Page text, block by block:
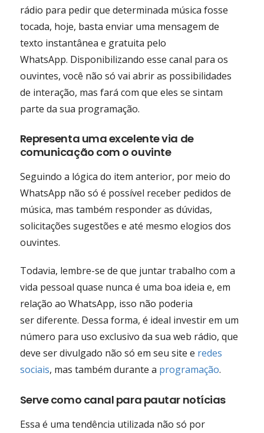
rádio para pedir que determinada música fosse
tocada, hoje, basta enviar uma mensagem de
texto instantânea e gratuita pelo
WhatsApp. Disponibilizando esse canal para os
ouvintes, você não só vai abrir as possibilidades
de interação, mas fará com que eles se sintam
parte da sua programação.
Representa uma excelente via de
comunicação com o ouvinte
Seguindo a lógica do item anterior, por meio do
WhatsApp não só é possível receber pedidos de
música, mas também responder as dúvidas,
solicitações sugestões e até mesmo elogios dos
ouvintes.
Todavia, lembre-se de que juntar trabalho com a
vida pessoal quase nunca é uma boa ideia e, em
relação ao WhatsApp, isso não poderia
ser diferente. Dessa forma, é ideal investir em um
número para uso exclusivo da sua web rádio, que
deve ser divulgado não só em seu site e redes
sociais, mas também durante a programação.
Serve como canal para pautar notícias
Essa é uma tendência utilizada não só por